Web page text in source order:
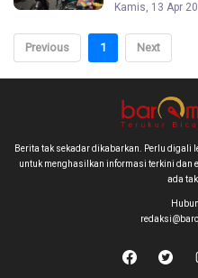
Kamis, 13 Apr
Previous 1 Next
Berita tak sekadar dikabarkan. Perlu
untuk menghasilkan informasi terkini dan
ada